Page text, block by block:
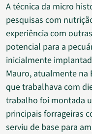
A técnica da micro
pesquisas com
experiência com
potencial para a
inicialmente
Mauro, atualmente na
que trabalhava com
trabalho foi montada
principais forrageiras
serviu de base para